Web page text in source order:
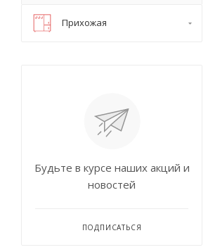
Прихожая
Будьте в курсе наших акций и
новостей
ПОДПИСАТЬСЯ